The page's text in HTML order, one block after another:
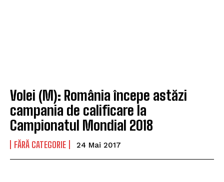
Volei (M): România începe astăzi
campania de calificare la
Campionatul Mondial 2018
FĂRĂ CATEGORIE 24 Mai 2017